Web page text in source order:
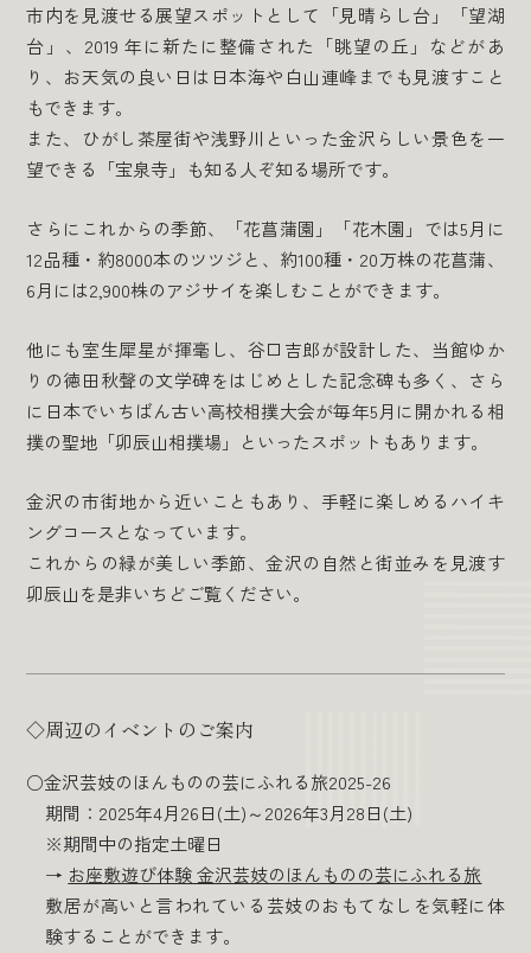
市内を見渡せる展望スポットとして「見晴らし台」「望湖
台」、2019 年に新たに整備された「眺望の丘」などがあ
り、お天気の良い日は日本海や白山連峰までも見渡すこと
もできます。
また、ひがし茶屋街や浅野川といった金沢らしい景色を一
望できる「宝泉寺」も知る人ぞ知る場所です。
さらにこれからの季節、「花菖蒲園」「花木園」では5月に
12品種・約8000本のツツジと、約100種・20万株の花菖蒲、
6月には2,900株のアジサイを楽しむことができます。
他にも室生犀星が揮毫し、谷口吉郎が設計した、当館ゆか
りの徳田秋聲の文学碑をはじめとした記念碑も多く、さら
に日本でいちばん古い高校相撲大会が毎年5月に開かれる相
撲の聖地「卯辰山相撲場」といったスポットもあります。
金沢の市街地から近いこともあり、手軽に楽しめるハイキ
ングコースとなっています。
これからの緑が美しい季節、金沢の自然と街並みを見渡す
卯辰山を是非いちどご覧ください。
◇周辺のイベントのご案内
○金沢芸妓のほんものの芸にふれる旅2025-26
期間：2025年4月26日(土)～2026年3月28日(土)
※期間中の指定土曜日
→ お座敷遊び体験 金沢芸妓のほんものの芸にふれる旅
敷居が高いと言われている芸妓のおもてなしを気軽に体
験することができます。